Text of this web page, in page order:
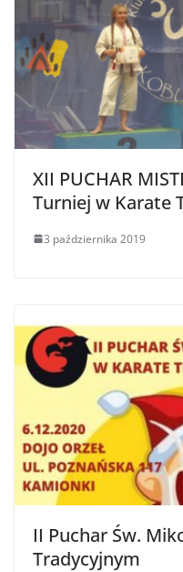
XII PUCHAR
Turniej w Karate
3 października 2019
II Puchar Św.
Tradycyjnym